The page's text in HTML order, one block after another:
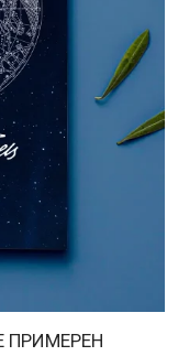
ПРИМЕРЕН